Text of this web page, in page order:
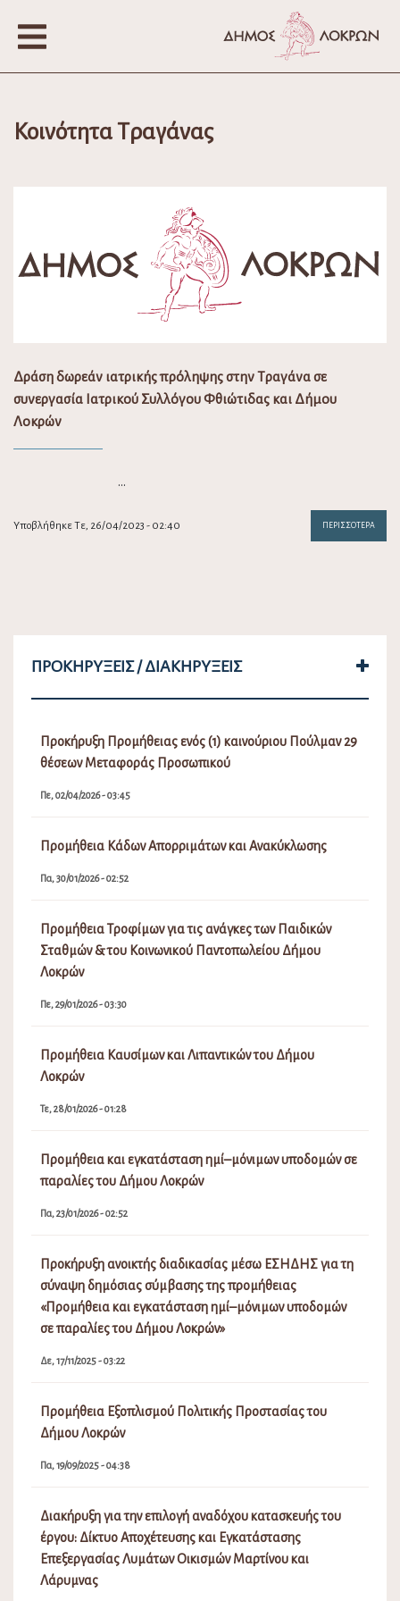
Κοινότητα Τραγάνας
Δράση δωρεάν ιατρικής πρόληψης στην Τραγάνα σε
συνεργασία Ιατρικού Συλλόγου Φθιώτιδας και Δήμου
Λοκρών
…
Υποβλήθηκε Τε, 26/04/2023 - 02:40 ΠΕΡΙΣΣΌΤΕΡΑ
ΠΡΟΚΗΡΎΞΕΙΣ / ΔΙΑΚΗΡΎΞΕΙΣ
Προκήρυξη Προμήθειας ενός (1) καινούριου Πούλμαν 29
θέσεων Μεταφοράς Προσωπικού
Πε, 02/04/2026 - 03:45
Προμήθεια Κάδων Απορριμάτων και Ανακύκλωσης
Πα, 30/01/2026 - 02:52
Προμήθεια Τροφίμων για τις ανάγκες των Παιδικών
Σταθμών & του Κοινωνικού Παντοπωλείου Δήμου
Λοκρών
Πε, 29/01/2026 - 03:30
Προμήθεια Καυσίμων και Λιπαντικών του Δήμου
Λοκρών
Τε, 28/01/2026 - 01:28
Προμήθεια και εγκατάσταση ημί–μόνιμων υποδομών σε
παραλίες του Δήμου Λοκρών
Πα, 23/01/2026 - 02:52
Προκήρυξη ανοικτής διαδικασίας μέσω ΕΣΗΔΗΣ για τη
σύναψη δημόσιας σύμβασης της προμήθειας
«Προμήθεια και εγκατάσταση ημί–μόνιμων υποδομών
σε παραλίες του Δήμου Λοκρών»
Δε, 17/11/2025 - 03:22
Προμήθεια Εξοπλισμού Πολιτικής Προστασίας του
Δήμου Λοκρών
Πα, 19/09/2025 - 04:38
Διακήρυξη για την επιλογή αναδόχου κατασκευής του
έργου: Δίκτυο Αποχέτευσης και Εγκατάστασης
Επεξεργασίας Λυμάτων Οικισμών Μαρτίνου και
Λάρυμνας